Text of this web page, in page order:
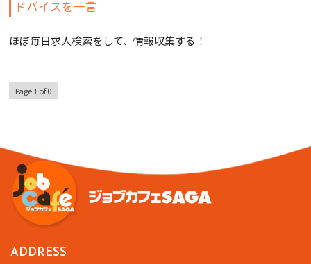
ドバイスを一言
ほぼ毎日求人検索をして、情報収集する！
Page 1 of 0
ADDRESS